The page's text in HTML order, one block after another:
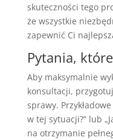
skuteczności tego
że wszystkie
zapewnić Ci
Pytania,
Aby maksymalnie
konsultacji,
sprawy.
w tej sytuacji?” lub
na otrzymanie